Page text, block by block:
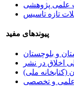
علمی پژوهشی
تازه تاسیس
پیوندهای مفید
و بلوچستان
اخلاق در نشر
(کتابخانه ملی)
علمی و تخصصی